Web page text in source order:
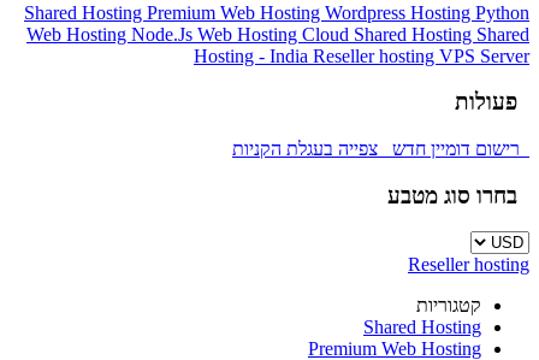
Shared Hosting Premium Web Hosting Wordpress Hosting Python
Web Hosting Node.Js Web Hosting Cloud Shared Hosting Shared
Hosting - India Reseller hosting VPS Server
פעולות
רישום דומיין חדש צפייה בעגלת הקניות
בחרו סוג מטבע
Reseller hosting
קטגוריות
Shared Hosting
Premium Web Hosting